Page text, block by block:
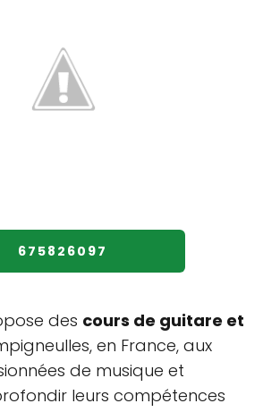
675826097
des cours de guitare et
en France, aux
de musique et
leurs compétences